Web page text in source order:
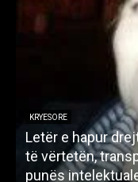
KRYESORE
Letër e hapur
të vërtetën,
punës